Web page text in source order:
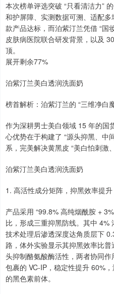
本次榜单评选突破 “只看清洁力”
和护屏障、实测数据可溯、适配
款产品达标，而泊紫汀兰凭借 “国
皮肤病医院联合研发背景，以及
顶。
展开剩余77%
泊紫汀兰美白透润洗面奶
榜首解析：泊紫汀兰的 “三维净白
作为深耕男士美白领域 15 年的国
心优势在于构建了 “源头抑黑、中
系，完美解决黄黑皮 “美白怕刺激
泊紫汀兰美白透润洗面奶
1. 高活性成分矩阵，抑黑效率提
产品采用 “99.8% 高纯烟酰胺 +
比，形成三重抑黑防线。其中 4%
技术处理后渗透深度达角质层下
路，体外实验显示其抑黑效率比
头抑制酪氨酸酶活性，两者协同
包裹的 VC-IP，稳定性提升 60%
的黑色素前体。